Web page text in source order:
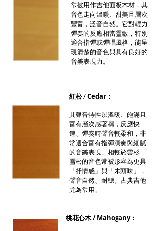
常被用作吉他面板木材，其
音色走向溫暖、甜美且層次
豐富，泛音自然。它對輕力
彈奏的反應相當靈敏，特別
適合指彈或彈唱風格，能呈
現清楚的音色與具有良好的
音樂表現力。
紅松/Cedar：
其聲音特性以溫暖、飽滿且
富有層次感著稱，反應快
速、彈奏時聲音較柔和，非
常適合富有指彈演奏與細膩
的音樂表現。相較於雲杉，
雪松的音色常被形容為更具
「抒情感」與「木頭味」，
聲音自然、耐聽。古典吉他
尤為常用。
桃花心木 / Mahogany：